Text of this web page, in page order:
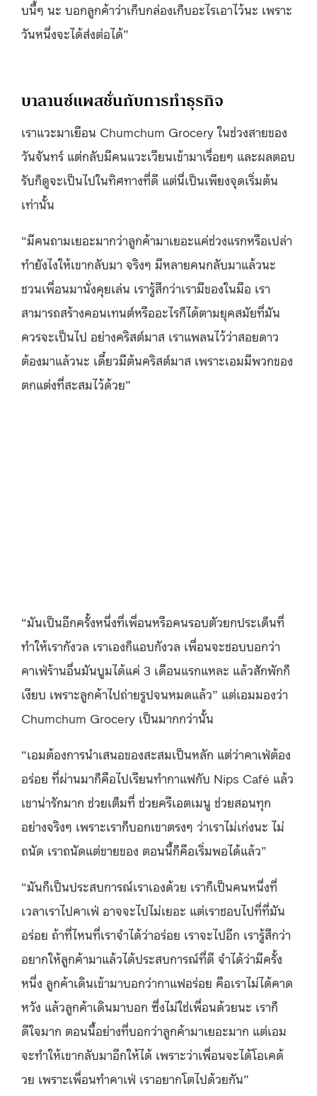
บนี้ๆ นะ บอกลูกค้าว่าเก็บกล่องเก็บอะไรเอาไว้นะ เพราะ
วันหนึ่งจะได้ส่งต่อได้”
บาลานซ์แพสชั่นกับการทำธุรกิจ
เราแวะมาเยือน Chumchum Grocery ในช่วงสายของ
วันจันทร์ แต่กลับมีคนแวะเวียนเข้ามาเรื่อยๆ และผลตอบ
รับก็ดูจะเป็นไปในทิศทางที่ดี แต่นี่เป็นเพียงจุดเริ่มต้น
เท่านั้น
“มีคนถามเยอะมากว่าลูกค้ามาเยอะแค่ช่วงแรกหรือเปล่า
ทำยังไงให้เขากลับมา จริงๆ มีหลายคนกลับมาแล้วนะ
ชวนเพื่อนมานั่งคุยเล่น เรารู้สึกว่าเรามีของในมือ เรา
สามารถสร้างคอนเทนต์หรืออะไรก็ได้ตามยุคสมัยที่มัน
ควรจะเป็นไป อย่างคริสต์มาส เราแพลนไว้ว่าสอยดาว
ต้องมาแล้วนะ เดี๋ยวมีต้นคริสต์มาส เพราะเอมมีพวกของ
ตกแต่งที่สะสมไว้ด้วย”
“มันเป็นอีกครั้งหนึ่งที่เพื่อนหรือคนรอบตัวยกประเด็นที่
ทำให้เรากังวล เราเองก็แอบกังวล เพื่อนจะชอบบอกว่า
คาเฟ่ร้านอื่นมันบูมได้แค่ 3 เดือนแรกแหละ แล้วสักพักก็
เงียบ เพราะลูกค้าไปถ่ายรูปจนหมดแล้ว” แต่เอมมองว่า
Chumchum Grocery เป็นมากกว่านั้น
“เอมต้องการนำเสนอของสะสมเป็นหลัก แต่ว่าคาเฟ่ต้อง
อร่อย ที่ผ่านมาก็คือไปเรียนทำกาแฟกับ Nips Café แล้ว
เขาน่ารักมาก ช่วยเต็มที่ ช่วยครีเอตเมนู ช่วยสอนทุก
อย่างจริงๆ เพราะเราก็บอกเขาตรงๆ ว่าเราไม่เก่งนะ ไม่
ถนัด เราถนัดแต่ขายของ ตอนนี้ก็คือเริ่มพอได้แล้ว”
“มันก็เป็นประสบการณ์เราเองด้วย เราก็เป็นคนหนึ่งที่
เวลาเราไปคาเฟ่ อาจจะไปไม่เยอะ แต่เราชอบไปที่ที่มัน
อร่อย ถ้าที่ไหนที่เราจำได้ว่าอร่อย เราจะไปอีก เรารู้สึกว่า
อยากให้ลูกค้ามาแล้วได้ประสบการณ์ที่ดี จำได้ว่ามีครั้ง
หนึ่ง ลูกค้าเดินเข้ามาบอกว่ากาแฟอร่อย คือเราไม่ได้คาด
หวัง แล้วลูกค้าเดินมาบอก ซึ่งไม่ใช่เพื่อนด้วยนะ เราก็
ดีใจมาก ตอนนี้อย่างที่บอกว่าลูกค้ามาเยอะมาก แต่เอม
จะทำให้เขากลับมาอีกให้ได้ เพราะว่าเพื่อนจะได้โอเคด้
วย เพราะเพื่อนทำคาเฟ่ เราอยากโตไปด้วยกัน”